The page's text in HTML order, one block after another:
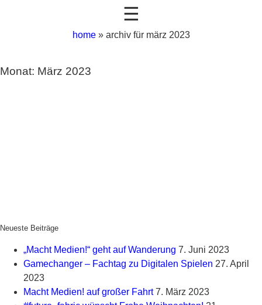
☰
home» archiv für märz 2023
Monat: März 2023
Neueste Beiträge
„Macht Medien!“ geht auf Wanderung 7. Juni 2023
Gamechanger – Fachtag zu Digitalen Spielen 27. April
2023
Macht Medien! auf großer Fahrt 7. März 2023